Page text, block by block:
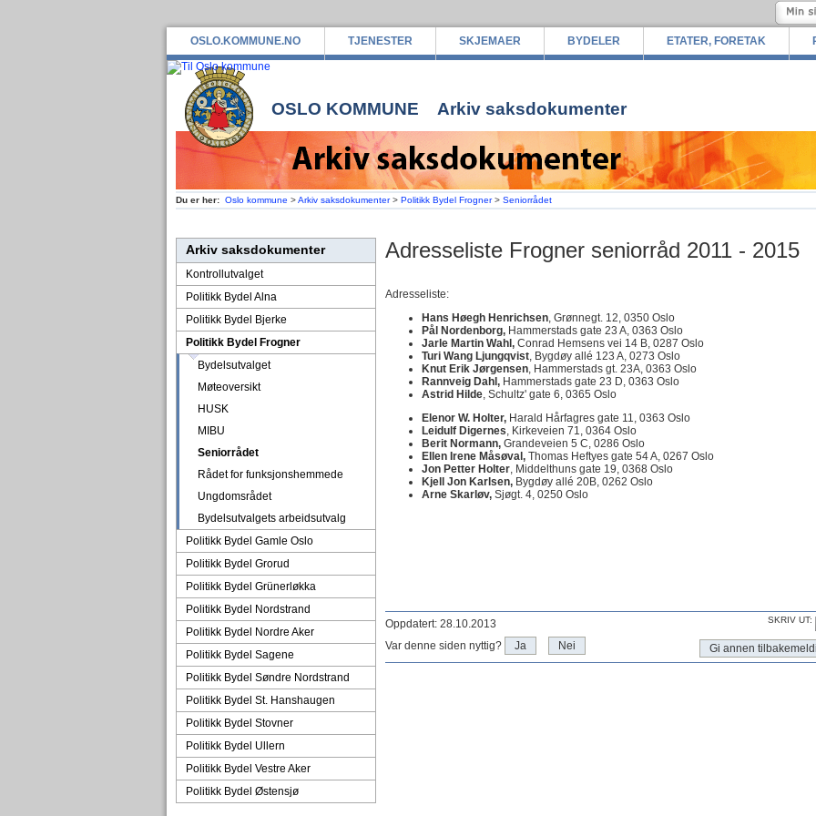
OSLO.KOMMUNE.NO TJENESTER SKJEMAER BYDELER ETATER, FORETAK
OSLO KOMMUNE Arkiv saksdokumenter
Du er her: Oslo kommune >Arkiv saksdokumenter> Politikk Bydel Frogner> Seniorrådet
Arkiv saksdokumenter
Kontrollutvalget
Politikk Bydel Alna
Politikk Bydel Bjerke
Politikk Bydel Frogner
Bydelsutvalget
Møteoversikt
HUSK
MIBU
Seniorrådet
Rådet for funksjonshemmede
Ungdomsrådet
Bydelsutvalgets arbeidsutvalg
Politikk Bydel Gamle Oslo
Politikk Bydel Grorud
Politikk Bydel Grünerløkka
Politikk Bydel Nordstrand
Politikk Bydel Nordre Aker
Politikk Bydel Sagene
Politikk Bydel Søndre Nordstrand
Politikk Bydel St. Hanshaugen
Politikk Bydel Stovner
Politikk Bydel Ullern
Politikk Bydel Vestre Aker
Politikk Bydel Østensjø
Adresseliste Frogner seniorråd 2011 - 2015
Adresseliste:
Hans Høegh Henrichsen, Grønnegt. 12, 0350 Oslo
Pål Nordenborg,Hammerstads gate 23 A, 0363 Oslo
Jarle Martin Wahl, Conrad Hemsens vei 14 B, 0287 Oslo
Turi Wang Ljungqvist, Bygdøy allé 123 A, 0273 Oslo
Knut Erik Jørgensen, Hammerstads gt. 23A, 0363 Oslo
Rannveig Dahl, Hammerstads gate 23 D, 0363 Oslo
Astrid Hilde, Schultz' gate 6, 0365 Oslo
Elenor W. Holter,Harald Hårfagres gate 11, 0363 Oslo
Leidulf Digernes, Kirkeveien 71, 0364 Oslo
Berit Normann,Grandeveien 5 C, 0286 Oslo
Ellen Irene Måsøval,Thomas Heftyes gate 54 A, 0267 Oslo
Jon Petter Holter, Middelthuns gate 19, 0368 Oslo
Kjell Jon Karlsen,Bygdøy allé 20B, 0262 Oslo
Arne Skarløv, Sjøgt. 4, 0250 Oslo
Oppdatert: 28.10.2013 SKRIV UT:
Var denne siden nyttig? Ja Nei Gi annen